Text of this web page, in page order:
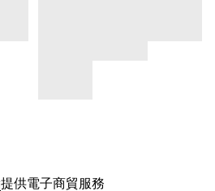
提供電子商貿服務